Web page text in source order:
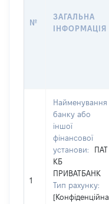
№
ЗАГАЛЬНА
ІНФОРМАЦІЯ
1
Найменування
банку або
іншої
фінансової
установи:
ПАТ
КБ
ПРИВАТБАНК
Тип рахунку:
[Конфіденційна